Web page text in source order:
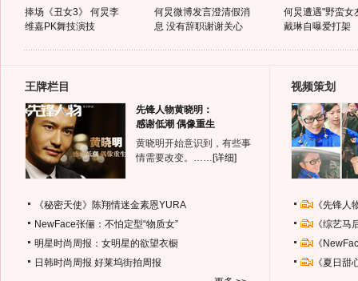
捧场《丑女3》 何炅李
维嘉PK舞技演技
何炅微博发言澄清假消
息 没有辞职谢谢关心
何炅遭遇"野蛮女
戴琳自曝爱打架
王牌栏目
先锋人物黄晓明：
感谢低潮 偶像重生
黄晓明开始意识到，有些事
情需要改变。…… [详细]
《秘密天使》陈翔情迷金素恩YURA
NewFace张俪：不怕定型“物质女”
明星时尚周报：女明星的欲望衣橱
日韩时尚周报 好莱坞街拍周报
视频策划
《先锋
《综艺
《
《夏日